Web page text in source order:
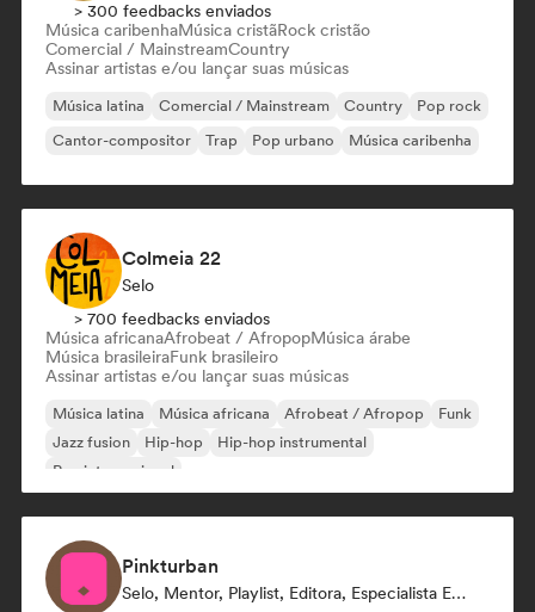
> 300 feedbacks enviados
Música caribenhaMúsica cristãRock cristão
Comercial / MainstreamCountry
Assinar artistas e/ou lançar suas músicas
Música latina Comercial / Mainstream Country
Pop rock
Cantor-compositor
Trap Pop urbano Música caribenha
Colmeia 22
Selo
> 700 feedbacks enviados
Música africanaAfrobeat / AfropopMúsica árabe
Música brasileiraFunk brasileiro
Assinar artistas e/ou lançar suas músicas
Música latina Música africana Afrobeat / Afropop
Funk
Jazz fusion
Hip-hop
Hip-hop instrumental
Rap internacional
Pinkturban
Selo, Mentor, Playlist, Editora, Especialista Em Sincronização